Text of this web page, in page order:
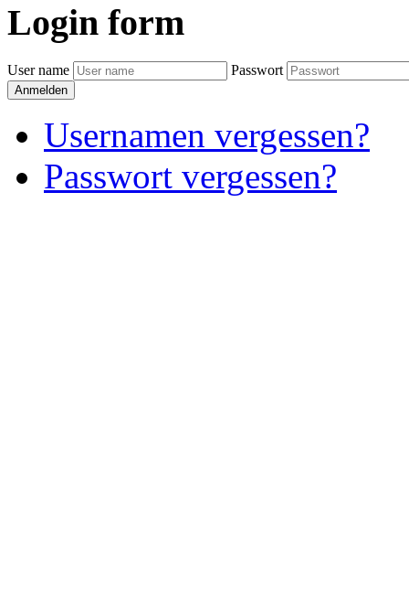
Login form
User name Passwort
Anmelden
Usernamen vergessen?
Passwort vergessen?